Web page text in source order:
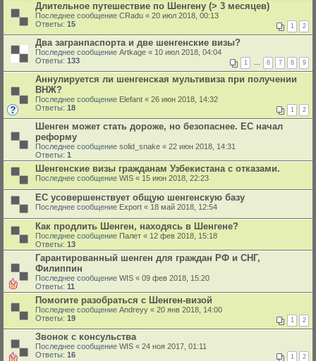
Длительное путешествие по Шенгену (> 3 месяцев)
Последнее сообщение CRadu « 20 июл 2018, 00:13
Ответы: 15 1 2
Два загранпаспорта и две шенгенские визы?
Последнее сообщение Artkage « 10 июл 2018, 04:04
Ответы: 133 1 … 6 7 8 9
Аннулируется ли шенгенская мультивиза при получении
ВНЖ?
Последнее сообщение Elefant « 26 июн 2018, 14:32
Ответы: 18 1 2
Шенген может стать дороже, но безопаснее. ЕС начал
реформу
Последнее сообщение solid_snake « 22 июн 2018, 14:31
Ответы: 1
Шенгенские визы гражданам Узбекистана с отказами.
Последнее сообщение WIS « 15 июн 2018, 22:23
ЕС усовершенствует общую шенгенскую базу
Последнее сообщение Export « 18 май 2018, 12:54
Как продлить Шенген, находясь в Шенгене?
Последнее сообщение Палет « 12 фев 2018, 15:18
Ответы: 13
Гарантированный шенген для граждан РФ и СНГ,
Филиппин
Последнее сообщение WIS « 09 фев 2018, 15:20
Ответы: 11
Помогите разобраться с Шенген-визой
Последнее сообщение Andreyy « 20 янв 2018, 14:00
Ответы: 19 1 2
Звонок с консульства
Последнее сообщение WIS « 24 ноя 2017, 01:11
Ответы: 16 1 2